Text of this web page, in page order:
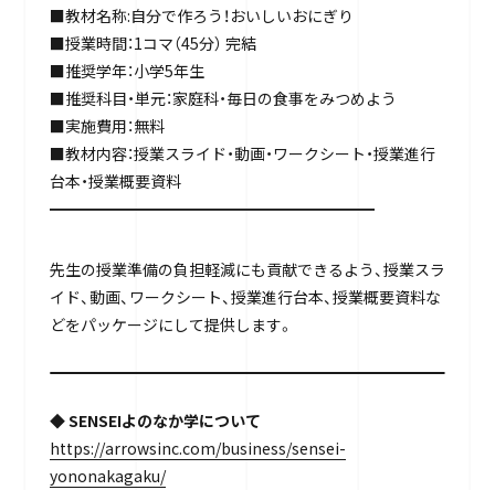
■教材名称:自分で作ろう！おいしいおにぎり
■授業時間：1コマ（45分） 完結
■推奨学年：小学5年生
■推奨科目・単元：家庭科・毎日の食事をみつめよう
■実施費用：無料
■教材内容：授業スライド・動画・ワークシート・授業進行
台本・授業概要資料
━━━━━━━━━━━━━━━━━━━━━
先生の授業準備の負担軽減にも貢献できるよう、授業スラ
イド、動画、ワークシート、授業進行台本、授業概要資料な
どをパッケージにして提供します。
◆SENSEIよのなか学について
https://arrowsinc.com/business/sensei-
yononakagaku/